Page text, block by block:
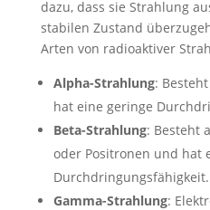
dazu, dass sie Strahlung
stabilen Zustand
Arten von radioaktiver
Alpha-Strahlung:
hat eine geringe
Beta-Strahlung: Besteht
oder Positronen und hat
Durchdringungsfähigkeit.
Gamma-Strahlung: